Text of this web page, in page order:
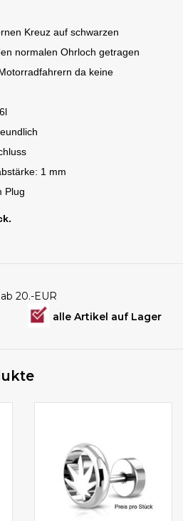
Kreuz auf schwarzen
normalen Ohrloch getragen
da keine
1 mm
Plug
ab 20.-EUR
alle Artikel auf Lager